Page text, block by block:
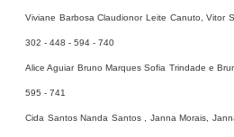
Viviane Barbosa Claudionor Leite Canuto, Vitor
302 - 448 - 594 - 740
Alice Aguiar Bruno Marques Sofia Trindade e
595 - 741
Cida Santos Nanda Santos , Janna Morais,